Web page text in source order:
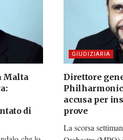
Malta
di
GIUDIZIARIA
Direttore
Philharmonic
accusa per
prove
La scorsa